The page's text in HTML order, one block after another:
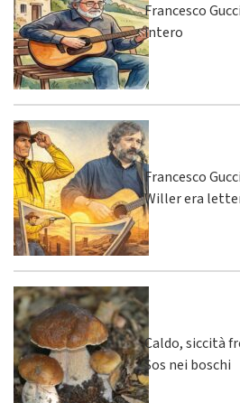
Francesco
intero
Francesco
Willer era
Caldo, siccità
Sos nei boschi